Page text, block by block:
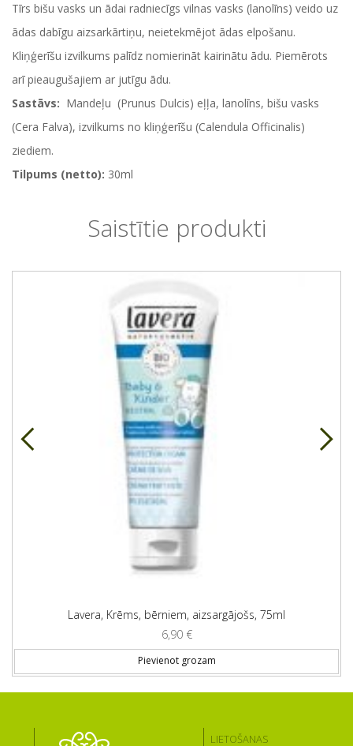
Tīrs bišu vasks un ādai radniecīgs vilnas vasks (lanolīns) veido uz
ādas dabīgu aizsarkārtiņu, neietekmējot ādas elpošanu.
Kliņģerīšu izvilkums palīdz nomierināt kairinātu ādu. Piemērots
arī pieaugušajiem ar jutīgu ādu.
Sastāvs: Mandeļu (Prunus Dulcis) eļļa, lanolīns, bišu vasks
(Cera Falva), izvilkums no kliņģerīšu (Calendula Officinalis)
ziediem.
Tilpums (netto): 30ml
Saistītie produkti
Lavera, Krēms, bērniem, aizsargājošs, 75ml
6,90 €
Pievienot grozam
LIETOŠANAS